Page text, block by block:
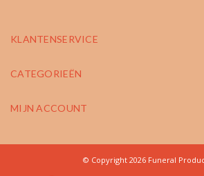
KLANTENSERVICE
CATEGORIEËN
MIJN ACCOUNT
© Copyright 2026 Funeral